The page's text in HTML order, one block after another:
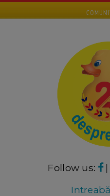
Follow us: |